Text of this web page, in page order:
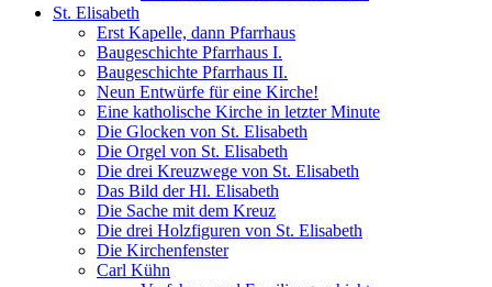
St. Elisabeth
Erst Kapelle, dann Pfarrhaus
Baugeschichte Pfarrhaus I.
Baugeschichte Pfarrhaus II.
Neun Entwürfe für eine Kirche!
Eine katholische Kirche in letzter Minute
Die Glocken von St. Elisabeth
Die Orgel von St. Elisabeth
Die drei Kreuzwege von St. Elisabeth
Das Bild der Hl. Elisabeth
Die Sache mit dem Kreuz
Die drei Holzfiguren von St. Elisabeth
Die Kirchenfenster
Carl Kühn